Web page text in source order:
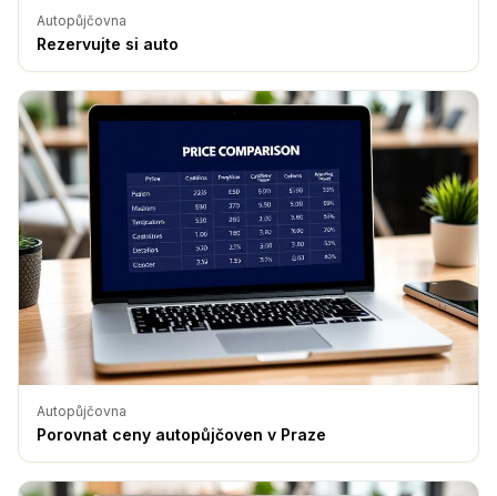
Autopůjčovna
Rezervujte si auto
Autopůjčovna
Porovnat ceny autopůjčoven v Praze